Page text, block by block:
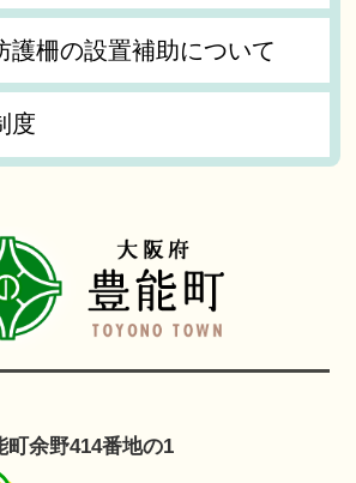
護柵の設置補助について
度
町余野414番地の1